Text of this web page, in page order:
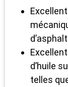
d’huile
telles